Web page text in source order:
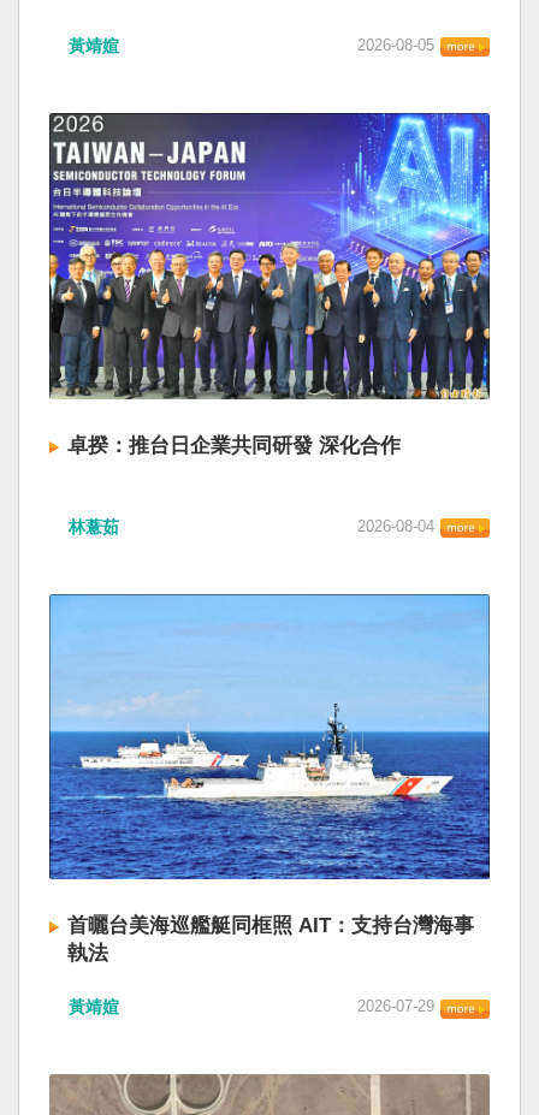
黃靖媗 2026-08-05
卓揆：推台日企業共同研發 深化合作
林薏茹 2026-08-04
首曬台美海巡艦艇同框照 AIT：支持台灣海事
執法
黃靖媗 2026-07-29